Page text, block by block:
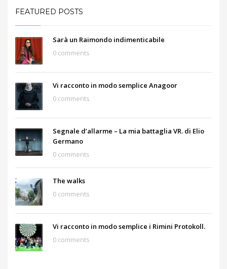
FEATURED POSTS
Sarà un Raimondo indimenticabile
0 comments
Vi racconto in modo semplice Anagoor
0 comments
Segnale d’allarme – La mia battaglia VR. di Elio
Germano
0 comments
The walks
0 comments
Vi racconto in modo semplice i Rimini Protokoll.
0 comments